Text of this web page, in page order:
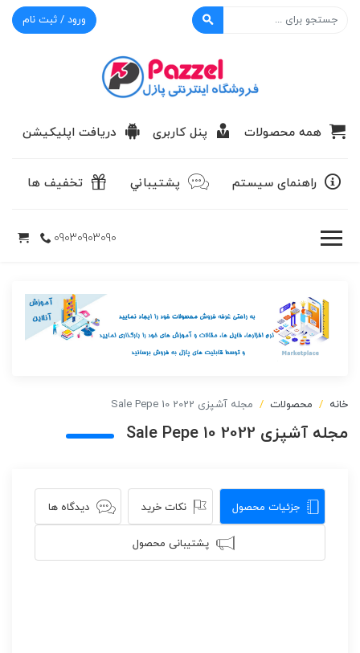
ورود / ثبت نام
همه محصولات پنل کاربری دریافت اپلیکیشن
راهنمای سیستم پشتيباني تخفیف ها
09030903090
خانه محصولات مجله آشپزی Sale Pepe 10 2022
مجله آشپزی Sale Pepe 10 2022
جزئیات محصول نکات خرید دیدگاه ها
پشتیبانی محصول